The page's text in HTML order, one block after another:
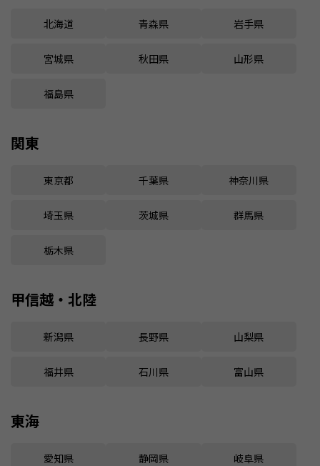
北海道 青森県 岩手県
宮城県 秋田県 山形県
福島県
関東
東京都 千葉県 神奈川県
埼玉県 茨城県 群馬県
栃木県
甲信越・北陸
新潟県 長野県 山梨県
福井県 石川県 富山県
東海
愛知県 静岡県 岐阜県